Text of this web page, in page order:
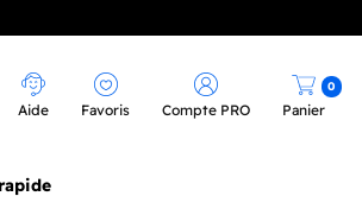
Aide Favoris Compte PRO Panier
0